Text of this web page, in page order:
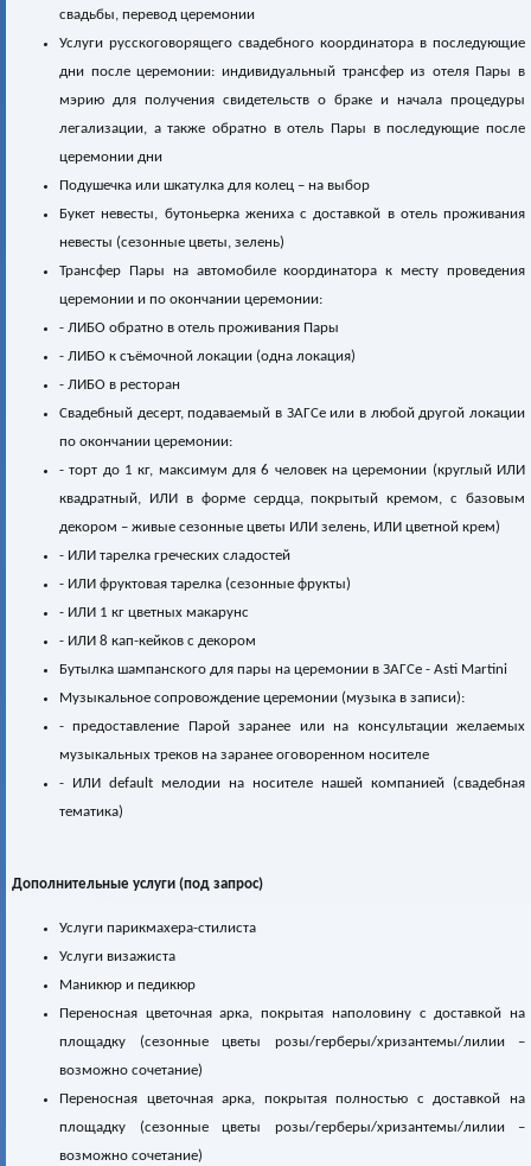
свадьбы, перевод церемонии
Услуги русскоговорящего свадебного координатора в последующие
дни после церемонии: индивидуальный трансфер из отеля Пары в
мэрию для получения свидетельств о браке и начала процедуры
легализации, а также обратно в отель Пары в последующие после
церемонии дни
Подушечка или шкатулка для колец – на выбор
Букет невесты, бутоньерка жениха с доставкой в отель проживания
невесты (сезонные цветы, зелень)
Трансфер Пары на автомобиле координатора к месту проведения
церемонии и по окончании церемонии:
- ЛИБО обратно в отель проживания Пары
- ЛИБО к съёмочной локации (одна локация)
- ЛИБО в ресторан
Свадебный десерт, подаваемый в ЗАГСе или в любой другой локации
по окончании церемонии:
- торт до 1 кг, максимум для 6 человек на церемонии (круглый ИЛИ
квадратный, ИЛИ в форме сердца, покрытый кремом, с базовым
декором – живые сезонные цветы ИЛИ зелень, ИЛИ цветной крем)
- ИЛИ тарелка греческих сладостей
- ИЛИ фруктовая тарелка (сезонные фрукты)
- ИЛИ 1 кг цветных макарунс
- ИЛИ 8 кап-кейков с декором
Бутылка шампанского для пары на церемонии в ЗАГСе - Asti Martini
Музыкальное сопровождение церемонии (музыка в записи):
- предоставление Парой заранее или на консультации желаемых
музыкальных треков на заранее оговоренном носителе
- ИЛИ default мелодии на носителе нашей компанией (свадебная
тематика)
Дополнительные услуги (под запрос)
Услуги парикмахера-стилиста
Услуги визажиста
Маникюр и педикюр
Переносная цветочная арка, покрытая наполовину c доставкой на
площадку (сезонные цветы розы/герберы/хризантемы/лилии –
возможно сочетание)
Переносная цветочная арка, покрытая полностью c доставкой на
площадку (сезонные цветы розы/герберы/хризантемы/лилии –
возможно сочетание)